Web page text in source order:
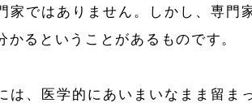
家ではありません。しかし、専門
かるということがあるものです。
は、医学的にあいまいなまま留ま